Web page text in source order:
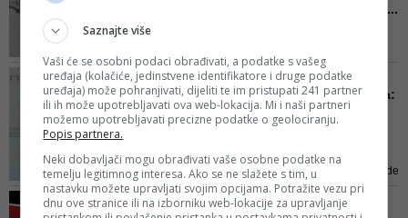
godina: Na planini Zlatar,...
zbirka nacionalnih spomenika s
područja Općine Konjic”
GENEALOGIJA SURADNJE
Počelo je i prije osnivanja:
Deset neumoljivih dok...
Hanke Vajzović u Vladi FBiH
2012. godine pa do rušenja Vlade
KS 2019. - dug je spisak poteza
koje je Demokratska fronta
FOTO/ BREND 'TAJNA' DOBIO
Saznajte više
Vaši će se osobni podaci obrađivati, a podatke s vašeg
uređaja (kolačiće, jedinstvene identifikatore i druge podatke
uređaja) može pohranjivati, dijeliti te im pristupati 241 partner
ili ih može upotrebljavati ova web-lokacija. Mi i naši partneri
možemo upotrebljavati precizne podatke o geolociranju.
Popis partnera.
Neki dobavljači mogu obrađivati vaše osobne podatke na
temelju legitimnog interesa. Ako se ne slažete s tim, u
nastavku možete upravljati svojim opcijama. Potražite vezu pri
dnu ove stranice ili na izborniku web-lokacije za upravljanje